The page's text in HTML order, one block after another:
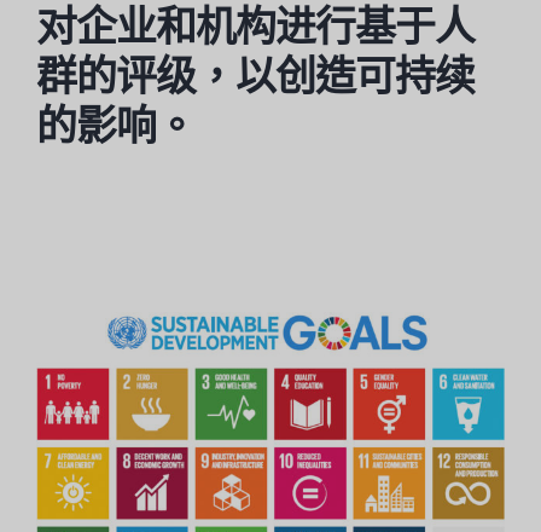
对企业和机构进行基于人
群的评级，以创造可持续
的影响。